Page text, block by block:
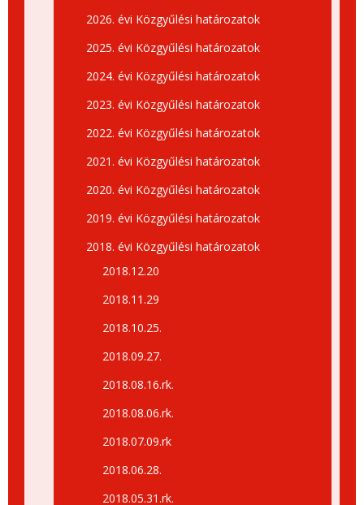
2026. évi Közgyűlési határozatok
2025. évi Közgyűlési határozatok
2024. évi Közgyűlési határozatok
2023. évi Közgyűlési határozatok
2022. évi Közgyűlési határozatok
2021. évi Közgyűlési határozatok
2020. évi Közgyűlési határozatok
2019. évi Közgyűlési határozatok
2018. évi Közgyűlési határozatok
2018.12.20
2018.11.29
2018.10.25.
2018.09.27.
2018.08.16.rk.
2018.08.06.rk.
2018.07.09.rk
2018.06.28.
2018.05.31.rk.